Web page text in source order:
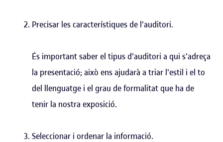
Precisar les característiques de l'auditori.
És important saber el tipus d'auditori a qui s'adreça
la presentació; això ens ajudarà a triar l'estil i el to
del llenguatge i el grau de formalitat que ha de
tenir la nostra exposició.
Seleccionar i ordenar la informació.